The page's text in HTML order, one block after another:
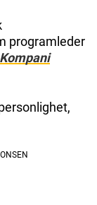
programleder
Kompani